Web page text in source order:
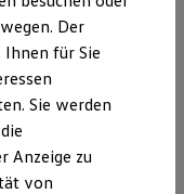
Produkte
Kobalts stammt
Der überwiegende
Es graben dort
Kobalt. Das
akzeptabel sind.
Der
Ihnen für Sie
Sie werden
Anzeige zu
von